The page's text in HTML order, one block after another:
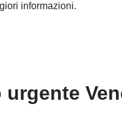
informazioni.
urgente